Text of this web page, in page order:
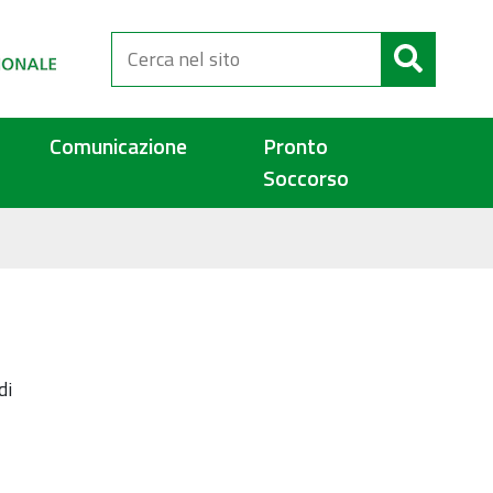
Cerca
nel
Comunicazione
Pronto
Soccorso